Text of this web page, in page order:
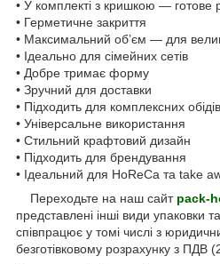
• У комплекті з кришкою — готове
• Герметичне закриття
• Максимальний об’єм — для
• Ідеально для сімейних сетів
• Добре тримає форму
• Зручний для доставки
• Підходить для комплексних обідів
• Універсальне використання
• Стильний крафтовий дизайн
• Підходить для брендування
• Ідеальний для HoReCa та take
Переходьте на наш сайт pack-
представлені інші види упаковки
співпрацює у томі числі з
безготівковому розрахунку з ПДВ